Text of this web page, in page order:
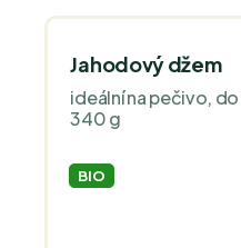
Jahodový džem
ideální na pečivo,
340 g
BIO